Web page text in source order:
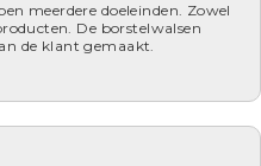
meerdere doeleinden. Zowel
De borstelwalsen
de klant gemaakt.